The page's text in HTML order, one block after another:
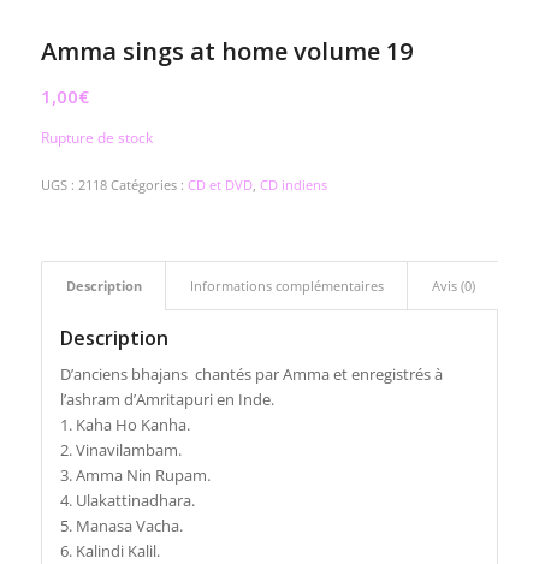
Amma sings at home volume 19
1,00€
Rupture de stock
UGS : 2118 Catégories : CD et DVD, CD indiens
Description Informations complémentaires Avis (0)
Description
D’anciens bhajans chantés par Amma et enregistrés à
l’ashram d’Amritapuri en Inde.
1. Kaha Ho Kanha.
2. Vinavilambam.
3. Amma Nin Rupam.
4. Ulakattinadhara.
5. Manasa Vacha.
6. Kalindi Kalil.